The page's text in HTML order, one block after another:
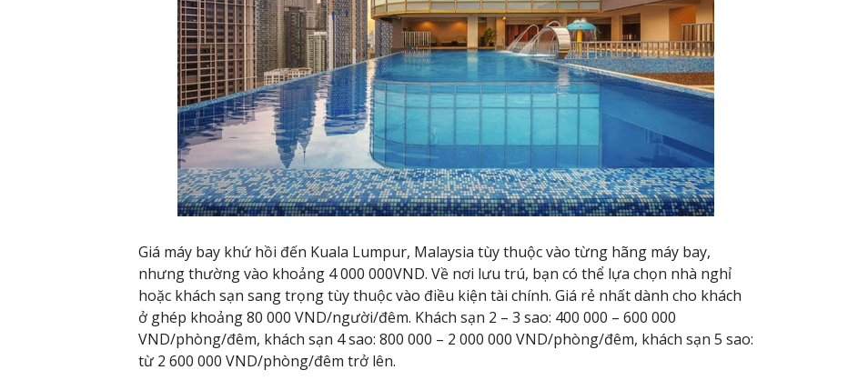
Giá máy bay khứ hồi đến Kuala Lumpur, Malaysia tùy thuộc vào từng hãng máy bay,
nhưng thường vào khoảng 4 000 000VND. Về nơi lưu trú, bạn có thể lựa chọn nhà nghỉ
hoặc khách sạn sang trọng tùy thuộc vào điều kiện tài chính. Giá rẻ nhất dành cho khách
ở ghép khoảng 80 000 VND/người/đêm. Khách sạn 2 – 3 sao: 400 000 – 600 000
VND/phòng/đêm, khách sạn 4 sao: 800 000 – 2 000 000 VND/phòng/đêm, khách sạn 5 sao:
từ 2 600 000 VND/phòng/đêm trở lên.